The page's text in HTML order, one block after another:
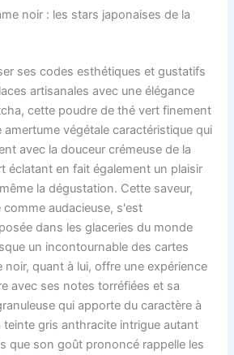
noir : les stars japonaises de la
ses codes esthétiques et gustatifs
artisanales avec une élégance
cette poudre de thé vert finement
amertume végétale caractéristique qui
avec la douceur crémeuse de la
éclatant en fait également un plaisir
la dégustation. Cette saveur,
audacieuse, s'est
dans les glaceries du monde
un incontournable des cartes
noir, quant à lui, offre une expérience
avec ses notes torréfiées et sa
qui apporte du caractère à
teinte gris anthracite intrigue autant
que son goût prononcé rappelle les